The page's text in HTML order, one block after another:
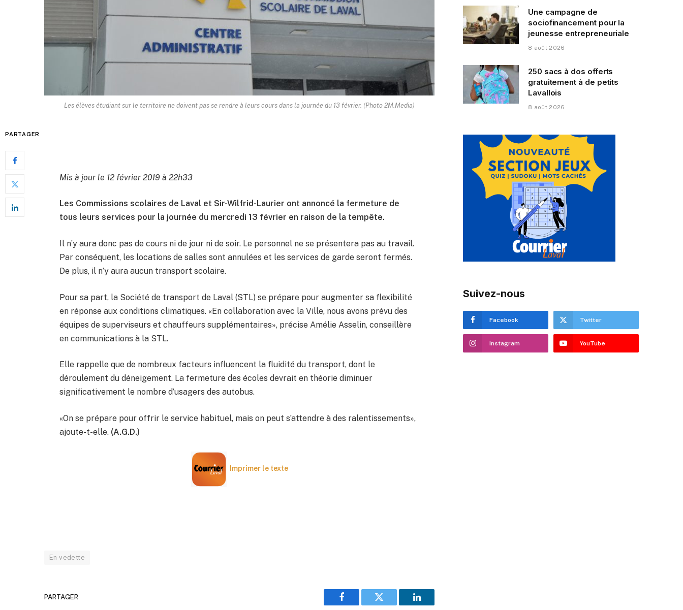
Les élèves étudiant sur le territoire ne doivent pas se rendre à leurs cours dans la journée du 13 février. (Photo 2M.Media)
PARTAGER
Mis à jour le 12 février 2019 à 22h33
Les Commissions scolaires de Laval et Sir-Wilfrid-Laurier ont annoncé la fermeture de
tous leurs services pour la journée du mercredi 13 février en raison de la tempête.
Il n’y aura donc pas de cours ni de jour ni de soir. Le personnel ne se présentera pas au travail.
Par conséquent, les locations de salles sont annulées et les services de garde seront fermés.
De plus, il n’y aura aucun transport scolaire.
Pour sa part, la Société de transport de Laval (STL) se prépare pour augmenter sa flexibilité
en réponse aux conditions climatiques. «En collaboration avec la Ville, nous avons prévu des
équipes de superviseurs et chauffeurs supplémentaires», précise Amélie Asselin, conseillère
en communications à la STL.
Elle rappelle que de nombreux facteurs influencent la fluidité du transport, dont le
déroulement du déneigement. La fermeture des écoles devrait en théorie diminuer
significativement le nombre d’usagers des autobus.
«On se prépare pour offrir le service habituel, mais on peut s’attendre à des ralentissements»,
ajoute-t-elle. (A.G.D.)
Imprimer le texte
En vedette
PARTAGER
Facebook Twitter LinkedIn
Une campagne de
sociofinancement pour la
jeunesse entrepreneuriale
8 août 2026
250 sacs à dos offerts
gratuitement à de petits
Lavallois
8 août 2026
Suivez-nous
Facebook Twitter
Instagram YouTube